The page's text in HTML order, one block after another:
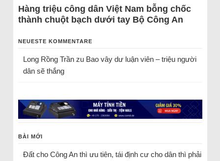
Hàng triệu công dân Việt Nam bỗng chốc
thành chuột bạch dưới tay Bộ Công An
NEUESTE KOMMENTARE
Long Rồng Trầnzu Bao vây dư luận viên – triệu người
dân sẽ thắng
BÀI MỚI
Đất cho Công An thì ưu tiên, tái định cư cho dân thì phải